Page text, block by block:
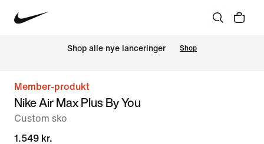
Shop alle nye lanceringer Shop
Member-produkt
Nike Air Max Plus By You
Custom sko
1.549 kr.